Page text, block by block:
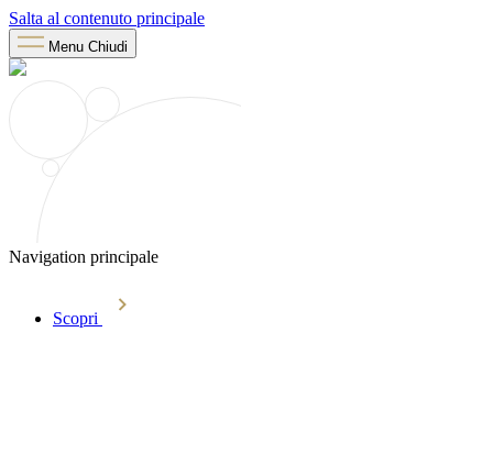
Salta al contenuto principale
Menu Chiudi
Navigation principale
Scopri